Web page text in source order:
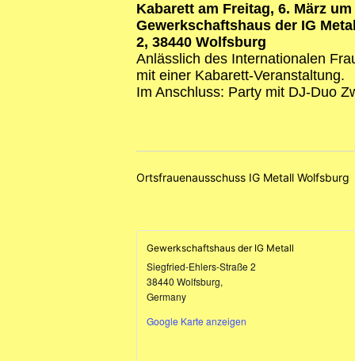
Kabarett am Freitag, 6. März
Gewerkschaftshaus der IG
2, 38440 Wolfsburg
Anlässlich des Internationalen
mit einer Kabarett-Veranstaltung.
Im Anschluss: Party mit DJ-Duo
Ortsfrauenausschuss IG Metall Wolfsburg
Gewerkschaftshaus der IG Metall
Siegfried-Ehlers-Straße 2
38440 Wolfsburg,
Germany
Google Karte anzeigen